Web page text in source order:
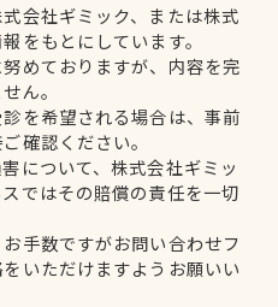
会社ギミック、または株式
をもとにしています。
めておりますが、内容を完
ん。
を希望される場合は、事前
確認ください。
について、株式会社ギミッ
ではその賠償の責任を一切
手数ですがお問い合わせフ
いただけますようお願いい